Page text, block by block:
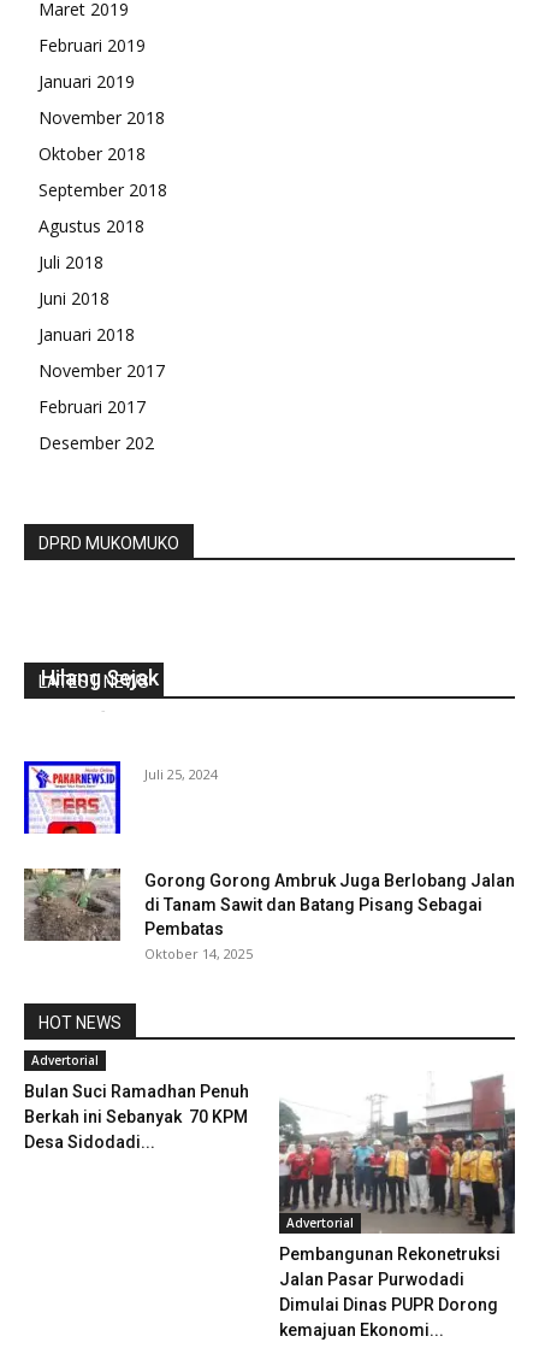
Maret 2019
Februari 2019
Januari 2019
November 2018
Oktober 2018
September 2018
Agustus 2018
Juli 2018
Juni 2018
Januari 2018
November 2017
Februari 2017
Desember 202
DPRD MUKOMUKO
LATEST NEWS
Hilang Sejak Jum’at Lalu
-
Juli 25, 2024
Gorong Gorong Ambruk Juga Berlobang Jalan
di Tanam Sawit dan Batang Pisang Sebagai
Pembatas
Oktober 14, 2025
HOT NEWS
Advertorial
Bulan Suci Ramadhan Penuh
Berkah ini Sebanyak 70 KPM
Desa Sidodadi...
Advertorial
Pembangunan Rekonetruksi
Jalan Pasar Purwodadi
Dimulai Dinas PUPR Dorong
kemajuan Ekonomi...